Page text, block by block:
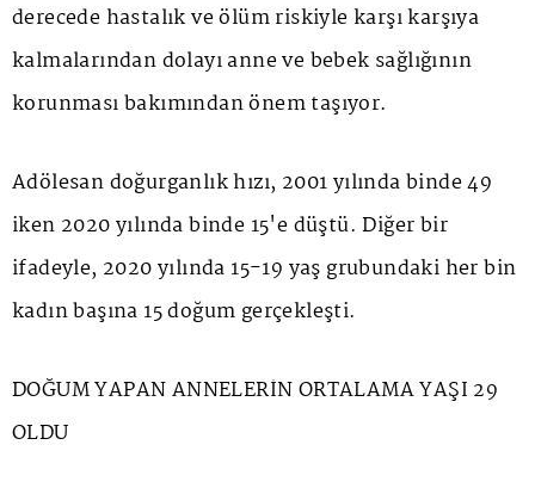
derecede hastalık ve ölüm riskiyle karşı karşıya
kalmalarından dolayı anne ve bebek sağlığının
korunması bakımından önem taşıyor.
Adölesan doğurganlık hızı, 2001 yılında binde 49
iken 2020 yılında binde 15'e düştü. Diğer bir
ifadeyle, 2020 yılında 15-19 yaş grubundaki her bin
kadın başına 15 doğum gerçekleşti.
DOĞUM YAPAN ANNELERİN ORTALAMA YAŞI 29
OLDU